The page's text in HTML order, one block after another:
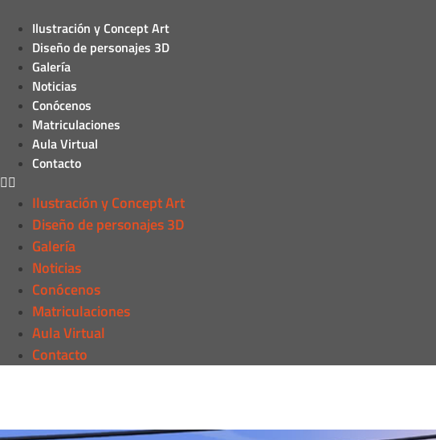
Ilustración y Concept Art
Diseño de personajes 3D
Galería
Noticias
Conócenos
Matriculaciones
Aula Virtual
Contacto
Ilustración y Concept Art
Diseño de personajes 3D
Galería
Noticias
Conócenos
Matriculaciones
Aula Virtual
Contacto